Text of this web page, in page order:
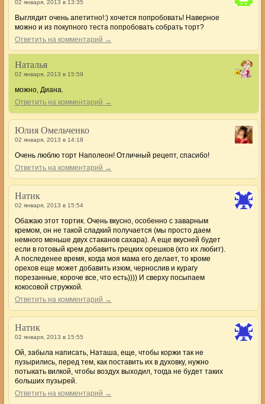
02 января, 2013 в 13:35
Выглядит очень апетитно!:) хочется попробовать! Наверное
можно и из покупного теста попробовать собрать торт?
Ответить на комментарий →
Наталья
02 января, 2013 в 15:59
можно, Диана.
Ответить на комментарий →
Юлия Омельченко
02 января, 2013 в 14:18
Очень люблю торт Наполеон! Отличный рецепт, спасибо!
Ответить на комментарий →
Натик
02 января, 2013 в 15:54
Обажаю этот тортик. Очень вкусно, особенно с заварным
кремом, он не такой сладкий получается (мы просто даем
немного меньше двух стаканов сахара). А еще вкусней будет
если в готовый крем добавить грецких орешков (кто их любит).
А последенее время, когда моя мама его делает, то кроме
орехов еще может добавить изюм, чернослив и курагу
порезанные, короче все, что есть)))) И сверху посыпаем
кокосовой стружкой.
Ответить на комментарий →
Натик
02 января, 2013 в 15:55
Ой, забыла написать, Наташа, еще, чтобы коржи так не
пузырились, перед тем, как поставить их в духовку, нужно
потыкать вилкой, чтобы воздух выходил, тогда не будет таких
больших пузырей.
Ответить на комментарий →